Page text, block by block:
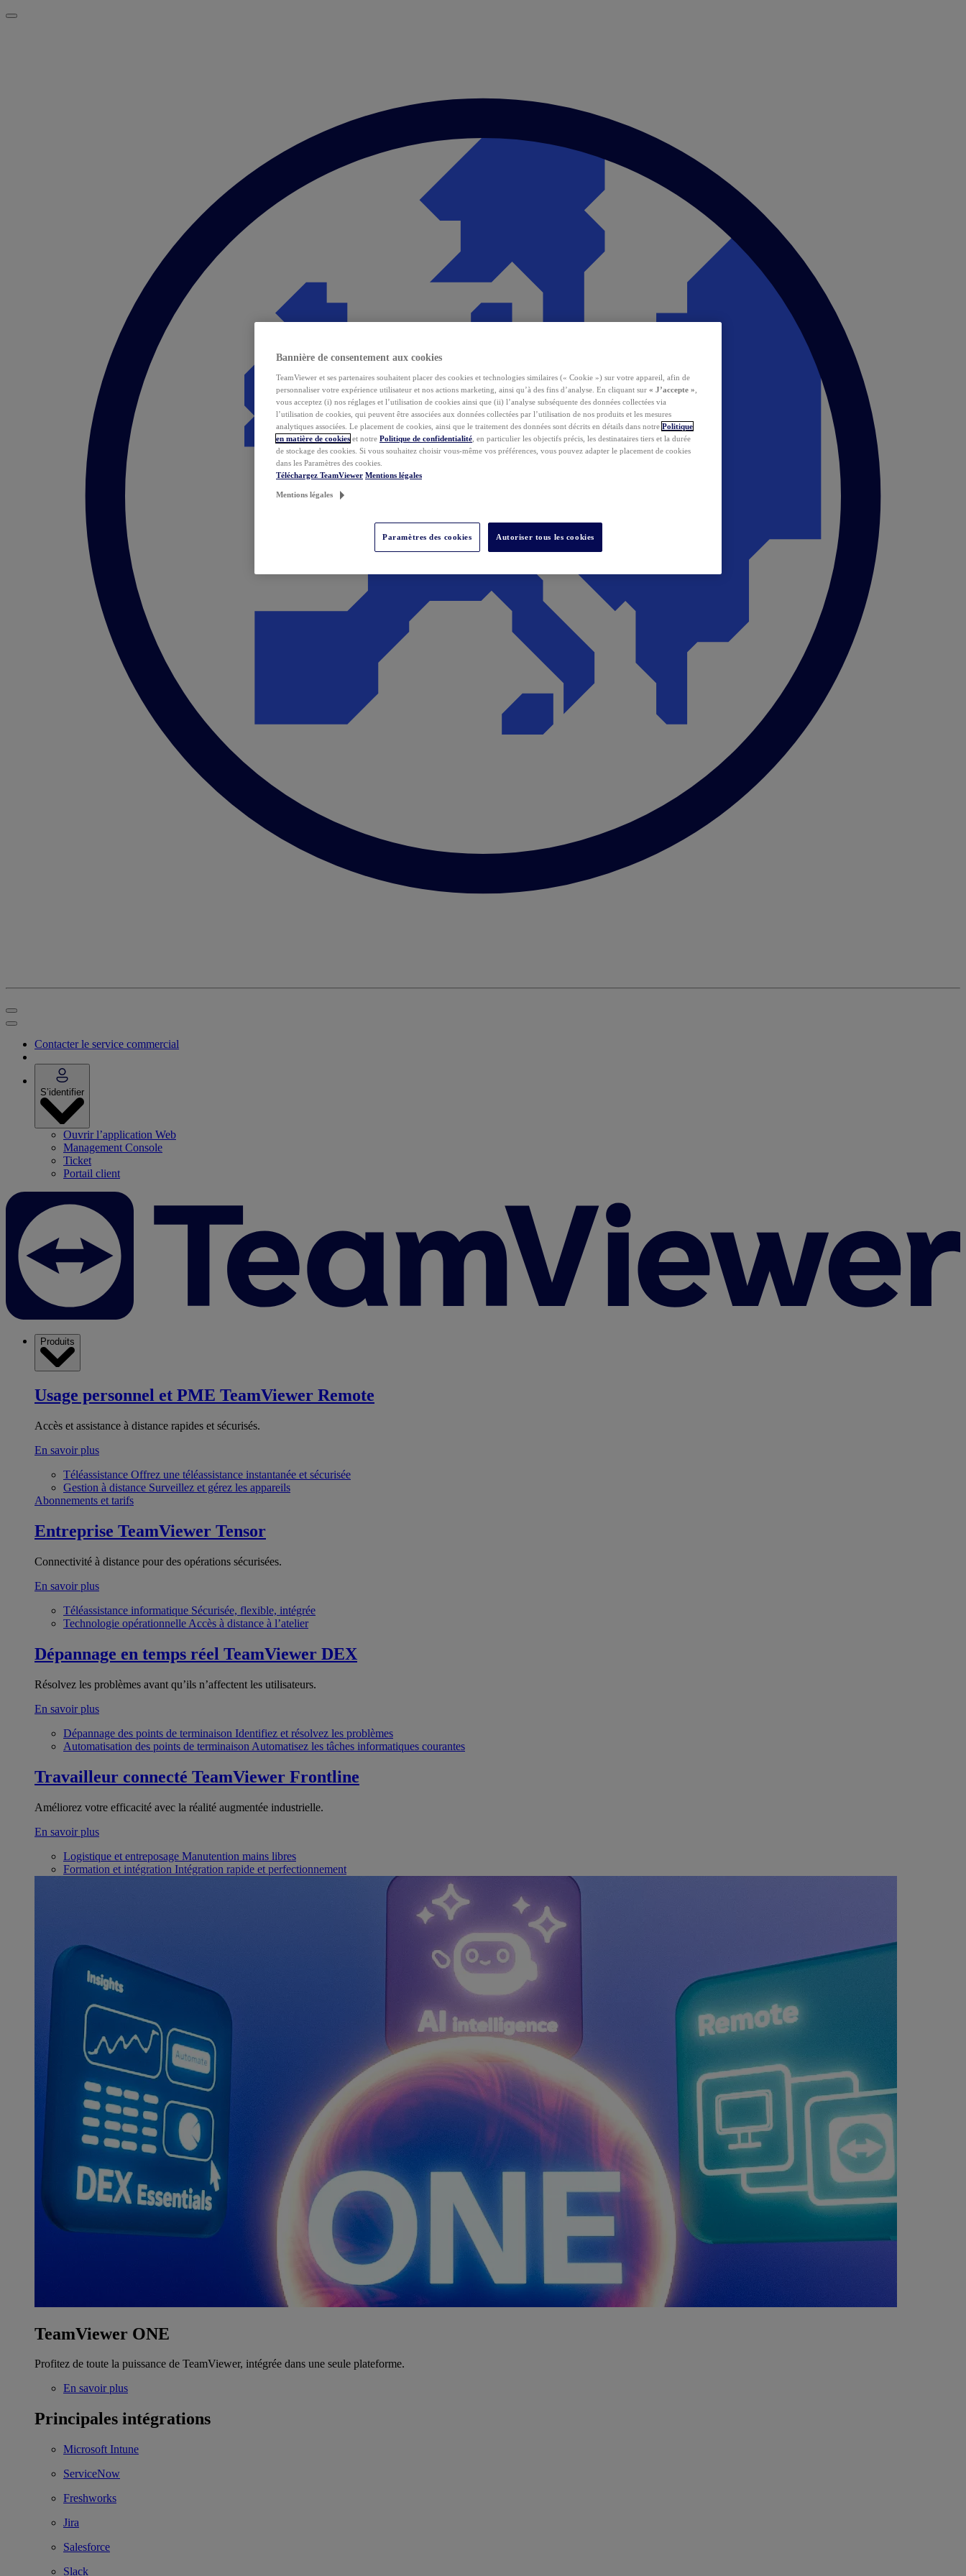
Contacter le service commercial
S’identifier
Ouvrir l’application Web
Management Console
Ticket
Portail client
Produits
Usage personnel et PME TeamViewer Remote
Accès et assistance à distance rapides et sécurisés.
En savoir plus
Téléassistance Offrez une téléassistance instantanée et sécurisée
Gestion à distance Surveillez et gérez les appareils
Abonnements et tarifs
Entreprise TeamViewer Tensor
Connectivité à distance pour des opérations sécurisées.
En savoir plus
Téléassistance informatique Sécurisée, flexible, intégrée
Technologie opérationnelle Accès à distance à l’atelier
Dépannage en temps réel TeamViewer DEX
Résolvez les problèmes avant qu’ils n’affectent les utilisateurs.
En savoir plus
Dépannage des points de terminaison Identifiez et résolvez les problèmes
Automatisation des points de terminaison Automatisez les tâches informatiques courantes
Travailleur connecté TeamViewer Frontline
Améliorez votre efficacité avec la réalité augmentée industrielle.
En savoir plus
Logistique et entreposage Manutention mains libres
Formation et intégration Intégration rapide et perfectionnement
TeamViewer ONE
Profitez de toute la puissance de TeamViewer, intégrée dans une seule plateforme.
En savoir plus
Principales intégrations
Microsoft Intune
ServiceNow
Freshworks
Jira
Salesforce
Slack
Bannière de consentement aux cookies
TeamViewer et ses partenaires souhaitent placer des cookies et technologies similaires (« Cookie ») sur votre appareil, afin de
personnaliser votre expérience utilisateur et nos actions marketing, ainsi qu’à des fins d’analyse. En cliquant sur « J’accepte »
vous acceptez (i) nos réglages et l’utilisation de cookies ainsi que (ii) l’analyse subséquente des données collectées via
l’utilisation de cookies, qui peuvent être associées aux données collectées par l’utilisation de nos produits et les mesures
analytiques associées. Le placement de cookies, ainsi que le traitement des données sont décrits en détails dans notre Politique
en matière de cookies et notre Politique de confidentialité , en particulier les objectifs précis, les destinataires tiers et la durée
de stockage des cookies. Si vous souhaitez choisir vous-même vos préférences, vous pouvez adapter le placement de cookies
dans les Paramètres des cookies.
Téléchargez TeamViewer Mentions légales
Mentions légales
Paramètres des cookies Autoriser tous les cookies